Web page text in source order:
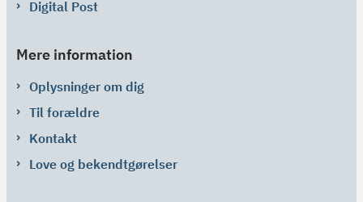
Digital Post
Mere information
Oplysninger om dig
Til forældre
Kontakt
Love og bekendtgørelser